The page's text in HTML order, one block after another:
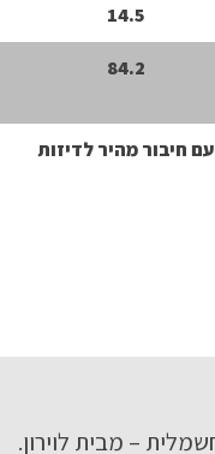
14.5
84.2
עם חיבור מהיר לדיזות